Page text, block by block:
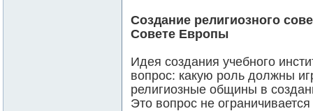
Создание религиозного
Совете Европы
Идея создания учебного
вопрос: какую роль должны
религиозные общины в
Это вопрос не